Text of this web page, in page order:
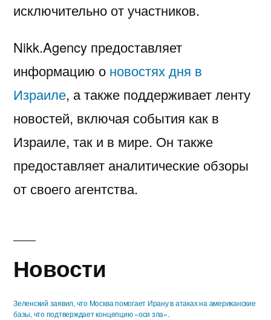
исключительно от участников.
Nikk.Agency предоставляет
информацию о новостях дня в
Израиле, а также поддерживает ленту
новостей, включая события как в
Израиле, так и в мире. Он также
предоставляет аналитические обзоры
от своего агентства.
Новости
Зеленский заявил, что Москва помогает Ирану в атаках на американские
базы, что подтверждает концепцию «оси зла».